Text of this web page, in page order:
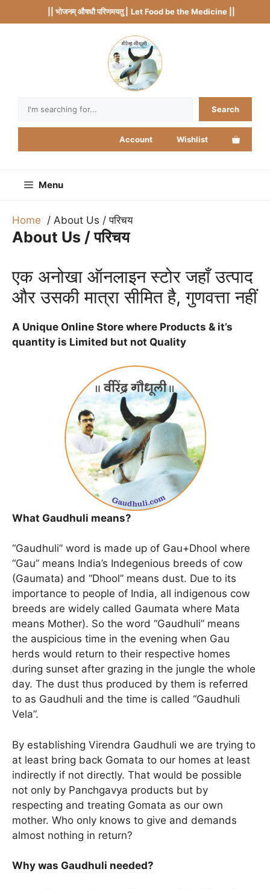
to
|| भोजनम् औषधौ परिणमयतु | Let Food be the Medicine ||
Search
Account Wishlist
Menu
Home About Us / परिचय
About Us / परिचय
एक अनोखा ऑनलाइन स्टोर जहाँ उत्पाद
और उसकी मात्रा सीमित है, गुणवत्ता नहीं
A Unique Online Store where Products & it’s
quantity is Limited but not Quality
What Gaudhuli means?
“Gaudhuli” word is made up of Gau+Dhool where
“Gau” means India’s Indegenious breeds of cow
(Gaumata) and “Dhool” means dust. Due to its
importance to people of India, all indigenous cow
breeds are widely called Gaumata where Mata
means Mother). So the word “Gaudhuli” means
the auspicious time in the evening when Gau
herds would return to their respective homes
during sunset after grazing in the jungle the whole
day. The dust thus produced by them is referred
to as Gaudhuli and the time is called “Gaudhuli
Vela”.
By establishing Virendra Gaudhuli we are trying to
at least bring back Gomata to our homes at least
indirectly if not directly. That would be possible
not only by Panchgavya products but by
respecting and treating Gomata as our own
mother. Who only knows to give and demands
almost nothing in return?
Why was Gaudhuli needed?